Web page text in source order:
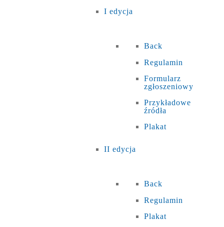
I edycja
Back
Regulamin
Formularz
zgłoszeniowy
Przykładowe
źródła
Plakat
II edycja
Back
Regulamin
Plakat